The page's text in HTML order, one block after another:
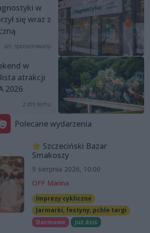
w
się wraz z
art. sponsorowany
w
atrakcji
2026
2 dni temu
Polecane wydarzenia
Szczeciński Bazar
Smakoszy
9 sierpnia 2026, 10:00
OFF Marina
Imprezy cykliczne
Jarmarki, festyny, pchle targi
Darmowe
Już dziś